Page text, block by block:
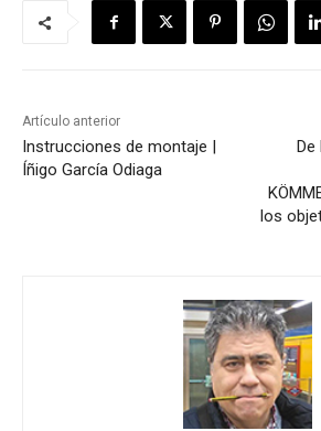
Artículo anterior
Instrucciones de montaje |
Íñigo García Odiaga
los